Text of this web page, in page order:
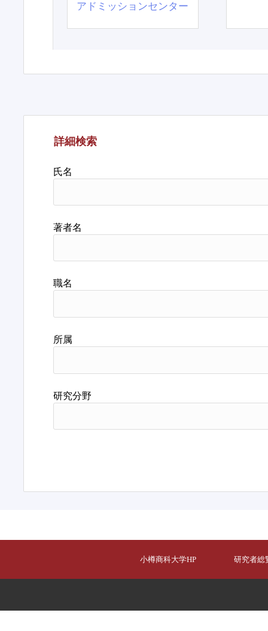
アドミッションセンター
詳細検索
氏名
著者名
職名
所属
研究分野
小樽商科大学HP 研究者総